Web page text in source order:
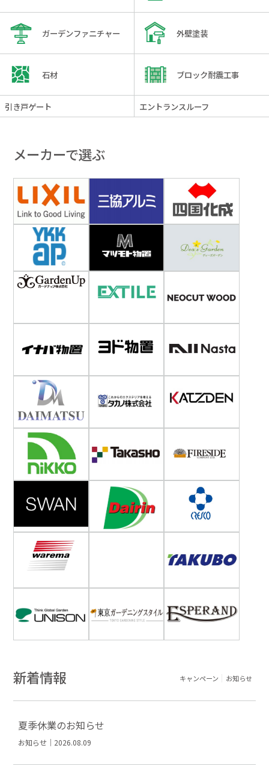
ガーデンファニチャー 外壁塗装
石材 ブロック耐震工事
引き戸ゲート エントランスルーフ
メーカーで選ぶ
新着情報 キャンペーン お知らせ
夏季休業のお知らせ
お知らせ｜2026.08.09